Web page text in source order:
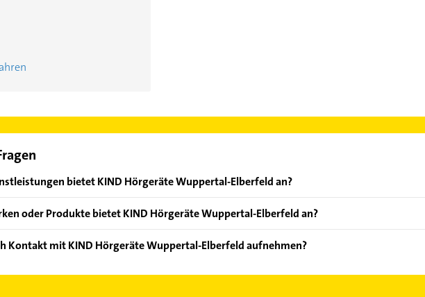
bietet KIND Hörgeräte Wuppertal-Elberfeld an?
oder Produkte bietet KIND Hörgeräte Wuppertal-Elberfeld an?
Kontakt mit KIND Hörgeräte Wuppertal-Elberfeld aufnehmen?